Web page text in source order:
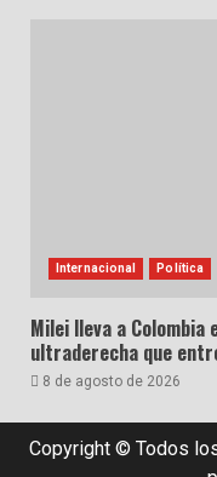
Internacional Política
Milei lleva a Colombia
ultraderecha que
8 de agosto de 2026
Copyright © Todos